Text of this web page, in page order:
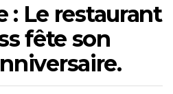
: Le restaurant
fête son